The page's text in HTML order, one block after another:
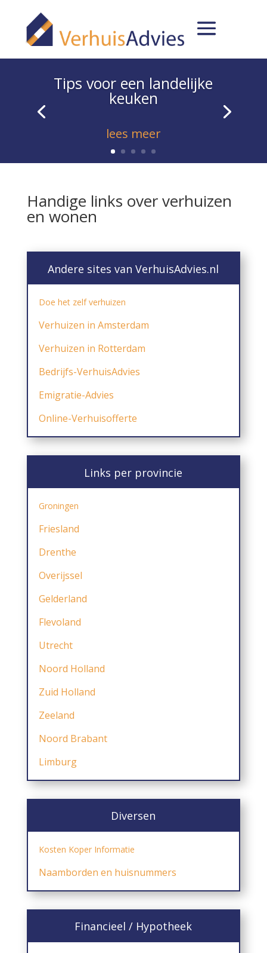
Tips voor een landelijke
keuken
lees meer
Handige links over verhuizen
en wonen
Andere sites van VerhuisAdvies.nl
Doe het zelf verhuizen
Verhuizen in Amsterdam
Verhuizen in Rotterdam
Bedrijfs-VerhuisAdvies
Emigratie-Advies
Online-Verhuisofferte
Links per provincie
Groningen
Friesland
Drenthe
Overijssel
Gelderland
Flevoland
Utrecht
Noord Holland
Zuid Holland
Zeeland
Noord Brabant
Limburg
Diversen
Kosten Koper Informatie
Naamborden en huisnummers
Financieel / Hypotheek